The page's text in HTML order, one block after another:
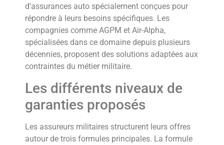
d’assurances auto spécialement conçues pour
répondre à leurs besoins spécifiques. Les
compagnies comme AGPM et Air-Alpha,
spécialisées dans ce domaine depuis plusieurs
décennies, proposent des solutions adaptées aux
contraintes du métier militaire.
Les différents niveaux de
garanties proposés
Les assureurs militaires structurent leurs offres
autour de trois formules principales. La formule